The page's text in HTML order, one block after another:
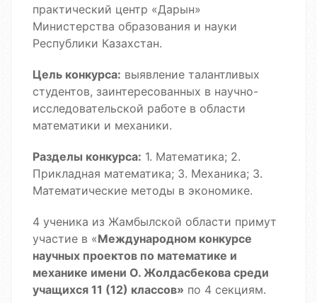
практический центр «Дарын»
Министерства образования и науки
Республики Казахстан.
Цель конкурса: выявление талантливых
студентов, заинтересованных в научно-
исследовательской работе в области
математики и механики.
Разделы конкурса: 1. Математика; 2.
Прикладная математика; 3. Механика; 3.
Математические методы в экономике.
4 ученика из Жамбылской области примут
участие в «Международном конкурсе
научных проектов по математике и
механике имени О. Жолдасбекова среди
учащихся 11 (12) классов» по ​​4 секциям.